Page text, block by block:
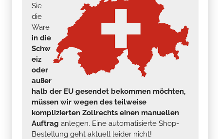
Sie
die
Ware
in die
Schw
eiz
oder
außer
halb der EU gesendet bekommen möchten,
müssen wir wegen des teilweise
komplizierten Zollrechts einen manuellen
Auftrag anlegen. Eine automatisierte Shop-
Bestellung geht aktuell leider nicht!